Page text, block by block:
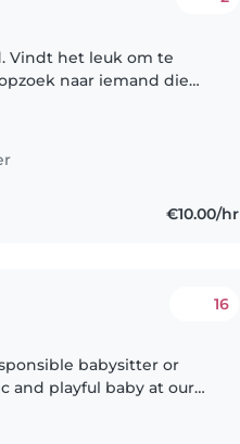
Vindt het leuk om te
naar iemand die
€10.00/hr
16
babysitter or
and playful baby at our